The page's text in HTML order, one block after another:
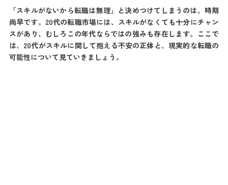
「スキルがないから転職は無理」と決めつけてしまうのは、時期
尚早です。20代の転職市場には、スキルがなくても十分にチャン
スがあり、むしろこの年代ならではの強みも存在します。ここで
は、20代がスキルに関して抱える不安の正体と、現実的な転職の
可能性について見ていきましょう。